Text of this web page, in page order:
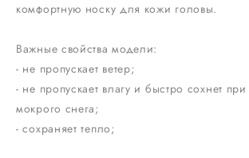
комфортную носку для кожи головы.
Важные свойства модели:
- не пропускает ветер;
- не пропускает влагу и быстро сохнет
мокрого снега;
- сохраняет тепло;